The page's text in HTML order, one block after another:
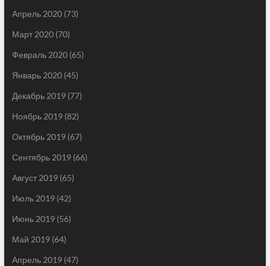
Апрель 2020(73)
Март 2020(70)
Февраль 2020(65)
Январь 2020(45)
Декабрь 2019(77)
Ноябрь 2019(82)
Октябрь 2019(67)
Сентябрь 2019(66)
Август 2019(65)
Июль 2019(42)
Июнь 2019(56)
Май 2019(64)
Апрель 2019(47)